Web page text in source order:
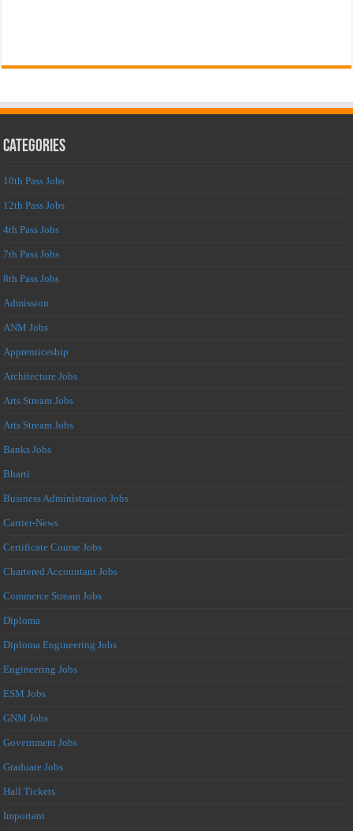
Categories
10th Pass Jobs
12th Pass Jobs
4th Pass Jobs
7th Pass Jobs
8th Pass Jobs
Admission
ANM Jobs
Apprenticeship
Architecture Jobs
Arts Stream Jobs
Arts Stream Jobs
Banks Jobs
Bharti
Business Administration Jobs
Carrier-News
Certificate Course Jobs
Chartered Accountant Jobs
Commerce Stream Jobs
Diploma
Diploma Engineering Jobs
Engineering Jobs
ESM Jobs
GNM Jobs
Government Jobs
Graduate Jobs
Hall Tickets
Important